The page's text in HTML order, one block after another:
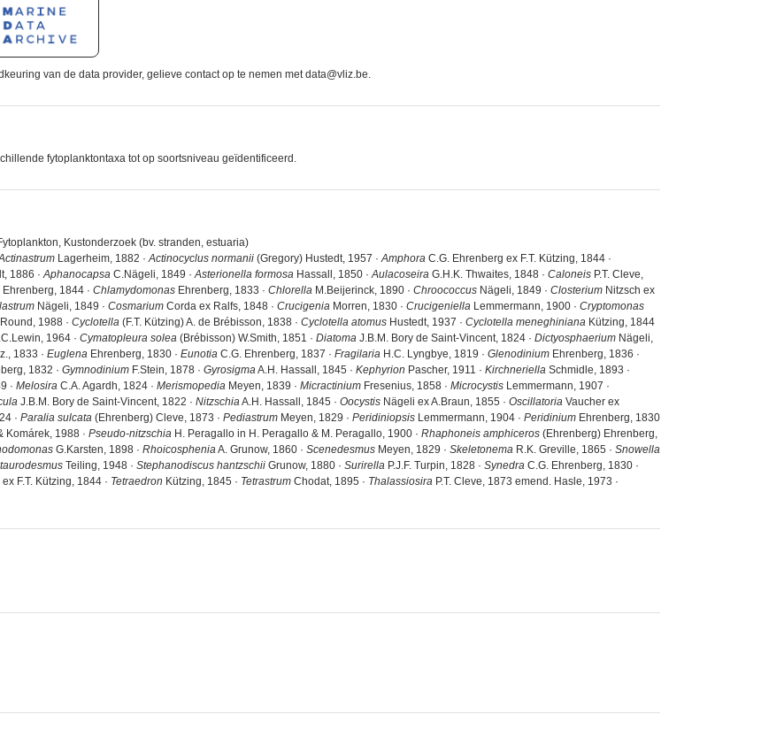
van de data provider, gelieve contact op te nemen met data@vliz.be.
fytoplanktontaxa tot op soortsniveau geïdentificeerd.
Kustonderzoek (bv. stranden, estuaria)
Lagerheim, 1882 ·Actinocyclus normanii (Gregory) Hustedt, 1957 ·Amphora C.G. Ehrenberg ex F.T. Kützing, 1844 ·
1886 ·Aphanocapsa C.Nägeli, 1849 ·Asterionella formosa Hassall, 1850 ·Aulacoseira G.H.K. Thwaites, 1848 · Caloneis P.T. Cleve,
Ehrenberg, 1844 · Chlamydomonas Ehrenberg, 1833 · Chlorella M.Beijerinck, 1890 · Chroococcus Nägeli, 1849 · Closterium Nitzsch ex
Nägeli, 1849 · Cosmarium Corda ex Ralfs, 1848 · Crucigenia Morren, 1830 · Crucigeniella Lemmermann, 1900 · Cryptomonas
1988 · Cyclotella (F.T. Kützing) A. de Brébisson, 1838 · Cyclotella atomus Hustedt, 1937 · Cyclotella meneghiniana Kützing, 1844
1964 · Cymatopleura solea (Brébisson) W.Smith, 1851 · Diatoma J.B.M. Bory de Saint-Vincent, 1824 · Dictyosphaerium Nägeli,
1833 · Euglena Ehrenberg, 1830 · Eunotia C.G. Ehrenberg, 1837 · Fragilaria H.C. Lyngbye, 1819 · Glenodinium Ehrenberg, 1836 ·
1832 · Gymnodinium F.Stein, 1878 · GyrosigmaA.H. Hassall, 1845 · Kephyrion Pascher, 1911 · Kirchneriella Schmidle, 1893 ·
· Melosira C.A. Agardh, 1824 · Merismopedia Meyen, 1839 · Micractinium Fresenius, 1858 · Microcystis Lemmermann, 1907 ·
J.B.M. Bory de Saint-Vincent, 1822 · NitzschiaA.H. Hassall, 1845 · Oocystis Nägeli ex A.Braun, 1855 · Oscillatoria Vaucher ex
· Paralia sulcata (Ehrenberg) Cleve, 1873 · Pediastrum Meyen, 1829 · Peridiniopsis Lemmermann, 1904 · Peridinium Ehrenberg, 1830
Komárek, 1988 · Pseudo-nitzschia H. Peragallo in H. Peragallo & M. Peragallo, 1900 · Rhaphoneis amphiceros (Ehrenberg) Ehrenberg,
G.Karsten, 1898 · RhoicospheniaA. Grunow, 1860 · Scenedesmus Meyen, 1829 · Skeletonema R.K. Greville, 1865 · Snowella
Teiling, 1948 · Stephanodiscus hantzschii Grunow, 1880 · Surirella P.J.F. Turpin, 1828 · Synedra C.G. Ehrenberg, 1830 ·
F.T. Kützing, 1844 · Tetraedron Kützing, 1845 · Tetrastrum Chodat, 1895 · Thalassiosira P.T. Cleve, 1873 emend. Hasle, 1973 ·